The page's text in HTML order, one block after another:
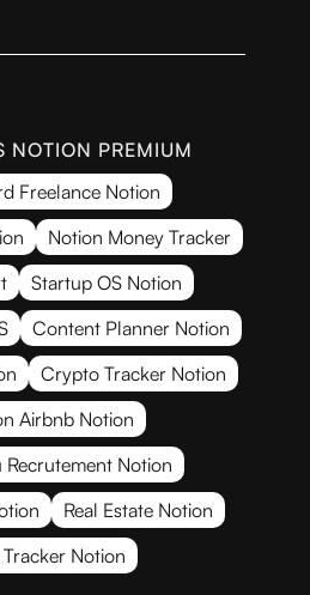
NOTION PREMIUM
Freelance Notion
Notion Money Tracker
Startup OS Notion
Content Planner Notion
Crypto Tracker Notion
Airbnb Notion
Recrutement Notion
Real Estate Notion
Tracker Notion